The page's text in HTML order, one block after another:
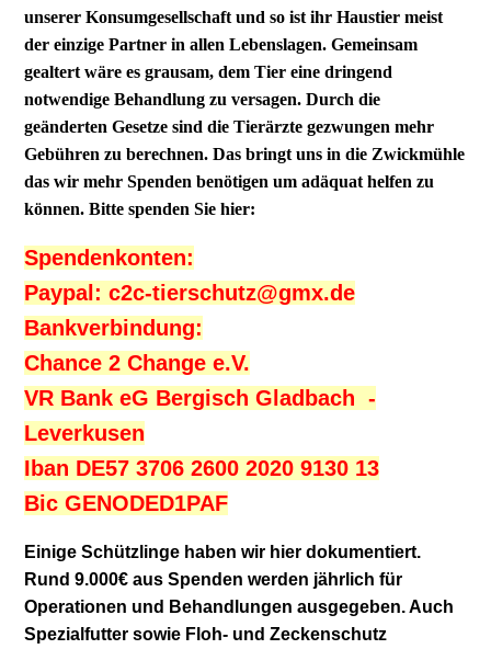
unserer Konsumgesellschaft und so ist ihr Haustier meist
der einzige Partner in allen Lebenslagen. Gemeinsam
gealtert wäre es grausam, dem Tier eine dringend
notwendige Behandlung zu versagen. Durch die
geänderten Gesetze sind die Tierärzte gezwungen mehr
Gebühren zu berechnen. Das bringt uns in die Zwickmühle
das wir mehr Spenden benötigen um adäquat helfen zu
können. Bitte spenden Sie hier:
Spendenkonten:
Paypal: c2c-tierschutz@gmx.de
Bankverbindung:
Chance 2 Change e.V.
VR Bank eG Bergisch Gladbach -
Leverkusen
Iban DE57 3706 2600 2020 9130 13
Bic GENODED1PAF
Einige Schützlinge haben wir hier dokumentiert.
Rund 9.000€ aus Spenden werden jährlich für
Operationen und Behandlungen ausgegeben. Auch
Spezialfutter sowie Floh- und Zeckenschutz